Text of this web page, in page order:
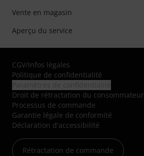
Vente en magasin
Aperçu du service
CGV/Infos légales
Politique de confidentialité
Droit de rétractation du consommateur
Processus de commande
Garantie légale de conformité
Déclaration d'accessibilité
Rétractation de commande